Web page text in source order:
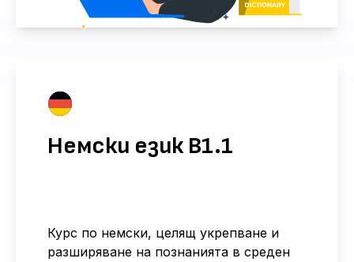
Немски език B1.1
Курс по немски, целящ укрепване и
разширяване на познанията в среден